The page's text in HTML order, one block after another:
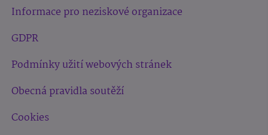
Informace pro neziskové organizace
GDPR
Podmínky užití webových stránek
Obecná pravidla soutěží
Cookies